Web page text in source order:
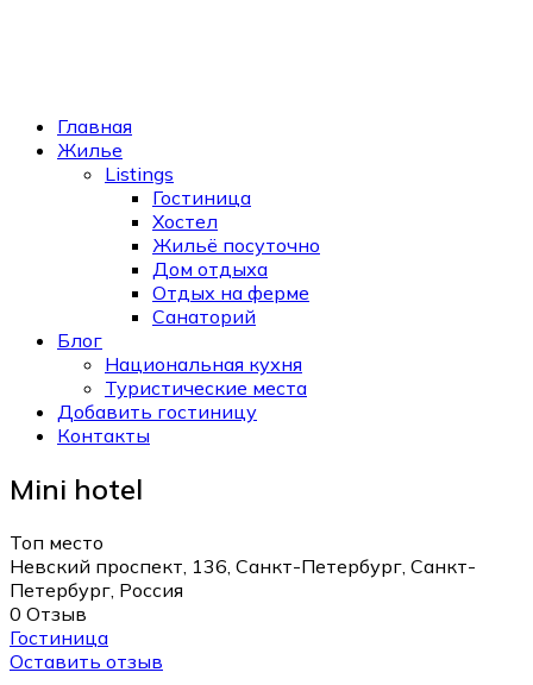
Главная
Жилье
Listings
Гостиница
Хостел
Жильё посуточно
Дом отдыха
Отдых на ферме
Санаторий
Блог
Национальная кухня
Туристические места
Добавить гостиницу
Контакты
Mini hotel
Топ место
Невский проспект, 136, Санкт-Петербург, Санкт-
Петербург, Россия
0 Отзыв
Гостиница
Оставить отзыв